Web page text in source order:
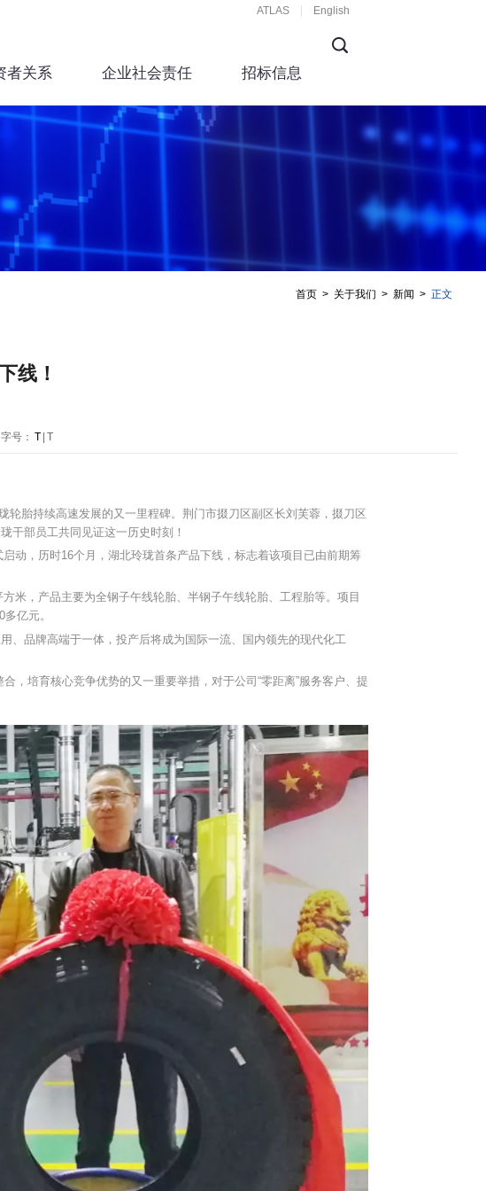
ATLAS English
者关系 企业社会责任 招标信息
首页 > 关于我们 > 新闻 > 正文
线！
字号： T | T
胎持续高速发展的又一里程碑。荆门市掇刀区副区长刘芙蓉，掇刀区
干部员工共同见证这一历史时刻！
动，历时16个月，湖北玲珑首条产品下线，标志着该项目已由前期筹
米，产品主要为全钢子午线轮胎、半钢子午线轮胎、工程胎等。项目
亿元。
、品牌高端于一体，投产后将成为国际一流、国内领先的现代化工
，培育核心竞争优势的又一重要举措，对于公司“零距离”服务客户、提